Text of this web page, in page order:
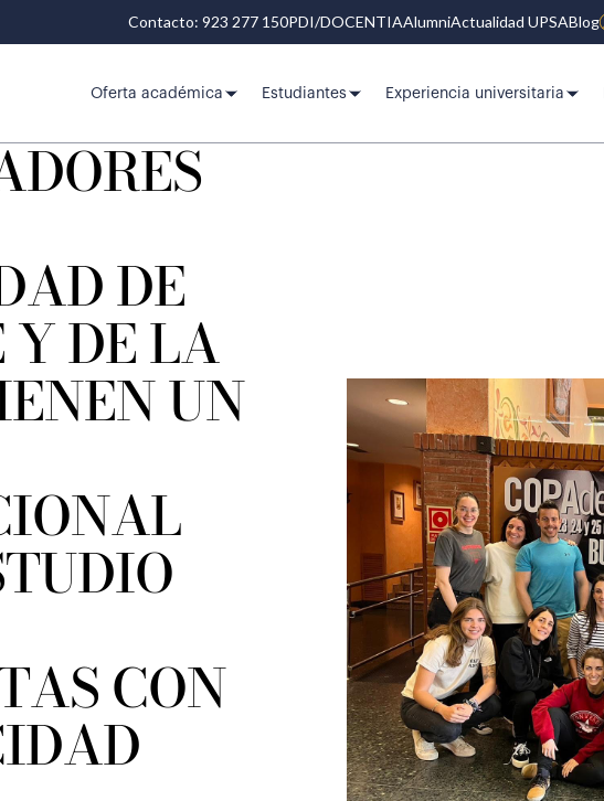
Contacto: 923 277 150PDI/DOCENTIAAlumniActualidad UPSABlog
Oferta académica Estudiantes Experiencia universitaria
DE
DE LA
UN
CON